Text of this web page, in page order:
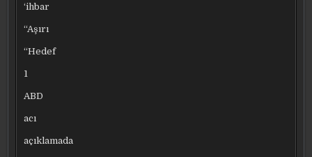
‘ihbar
“Aşırı
“Hedef
1
ABD
acı
açıklamada